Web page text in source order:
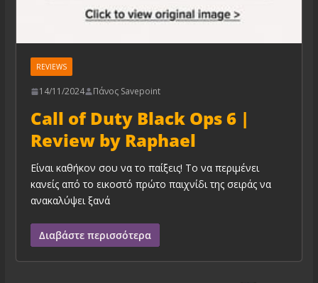
REVIEWS
14/11/2024 Πάνος Savepoint
Call of Duty Black Ops 6 |
Review by Raphael
Είναι καθήκον σου να το παίξεις! Το να περιμένει
κανείς από το εικοστό πρώτο παιχνίδι της σειράς να
ανακαλύψει ξανά
Διαβάστε περισσότερα